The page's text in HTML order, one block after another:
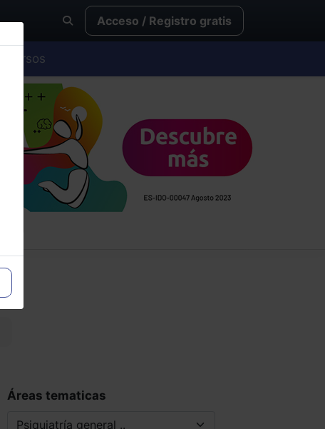
Acceso / Registro gratis
Cursos
Áreas tematicas